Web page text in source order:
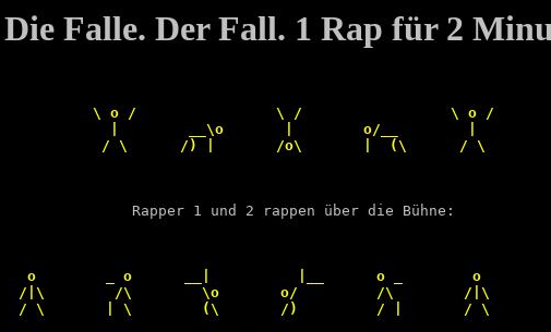
Die Falle. Der Fall. 1 Rap für 2
\ o /                \ /                 \ o
|        __\o       |        o/__
/ \      /) |       /o\       |  (\      /
         Rapper 1 und 2 rappen über die Bühne:
o        _ o      __|          |__      o _
/|\        /\        \o       o/         /\
/ \       | \        (\       /)         / |